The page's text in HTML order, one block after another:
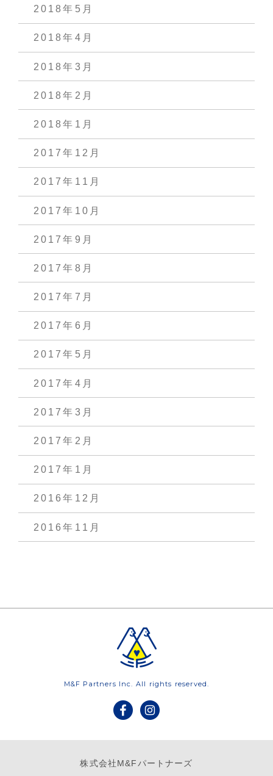
2018年5月
2018年4月
2018年3月
2018年2月
2018年1月
2017年12月
2017年11月
2017年10月
2017年9月
2017年8月
2017年7月
2017年6月
2017年5月
2017年4月
2017年3月
2017年2月
2017年1月
2016年12月
2016年11月
M&F Partners Inc. All rights reserved.
株式会社M&Fパートナーズ